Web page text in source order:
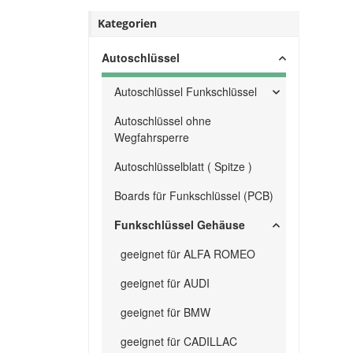
Kategorien
Autoschlüssel
Autoschlüssel Funkschlüssel
Autoschlüssel ohne
Wegfahrsperre
Autoschlüsselblatt ( Spitze )
Boards für Funkschlüssel (PCB)
Funkschlüssel Gehäuse
geeignet für ALFA ROMEO
geeignet für AUDI
geeignet für BMW
geeignet für CADILLAC